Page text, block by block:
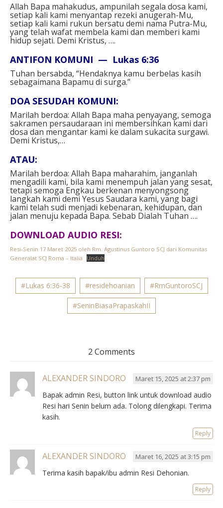
Allah Bapa mahakudus, ampunilah segala dosa kami,
setiap kali kami menyantap rezeki anugerah-Mu,
setiap kali kami rukun bersatu demi nama Putra-Mu,
yang telah wafat membela kami dan memberi kami
hidup sejati. Demi Kristus, ….⁣
ANTIFON KOMUNI — Lukas 6:36⁣
Tuhan bersabda, “Hendaknya kamu berbelas kasih
sebagaimana Bapamu di surga.”⁣
DOA SESUDAH KOMUNI⁣:
Marilah berdoa: Allah Bapa maha penyayang, semoga
sakramen persaudaraan ini membersihkan kami dari
dosa dan mengantar kami ke dalam sukacita surgawi.
Demi Kristus,…⁣⁣
ATAU⁣:
Marilah berdoa: Allah Bapa maharahim, janganlah
mengadili kami, bila kami menempuh jalan yang sesat,
tetapi semoga Engkau berkenan menyongsong
langkah kami demi Yesus Saudara kami, yang bagi
kami telah sudi menjadi kebenaran, kehidupan, dan
jalan menuju kepada Bapa. Sebab Dialah Tuhan ….
DOWNLOAD AUDIO RESI:
Resi-Senin 17 Maret 2025 oleh Rm. Agustinus Guntoro SCJ dari Komunitas
Generalat SCJ Roma – Italia
Unduh
#Lukas 6:36-38 #residehoanian #RmGuntoroSCJ
#SeninBiasaPrapaskahII
2 Comments
ALEXANDER SINDORO Maret 15, 2025 at 2:37 pm
Bapak admin Resi, button link untuk download audio
Resi hari Senin belum ada. Tolong dilengkapi. Terima
kasih.
Reply
ALEXANDER SINDORO Maret 16, 2025 at 3:15 pm
Terima kasih bapak/ibu admin Resi Dehonian.
Reply